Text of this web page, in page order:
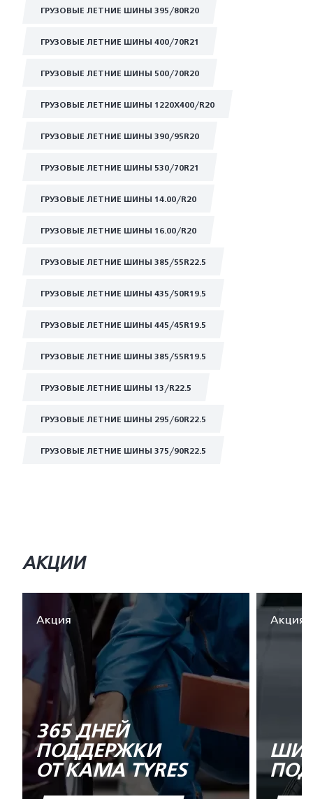
ГРУЗОВЫЕ ЛЕТНИЕ ШИНЫ 395/80R20
ГРУЗОВЫЕ ЛЕТНИЕ ШИНЫ 400/70R21
ГРУЗОВЫЕ ЛЕТНИЕ ШИНЫ 500/70R20
ГРУЗОВЫЕ ЛЕТНИЕ ШИНЫ 1220Х400/R20
ГРУЗОВЫЕ ЛЕТНИЕ ШИНЫ 390/95R20
ГРУЗОВЫЕ ЛЕТНИЕ ШИНЫ 530/70R21
ГРУЗОВЫЕ ЛЕТНИЕ ШИНЫ 14.00/R20
ГРУЗОВЫЕ ЛЕТНИЕ ШИНЫ 16.00/R20
ГРУЗОВЫЕ ЛЕТНИЕ ШИНЫ 385/55R22.5
ГРУЗОВЫЕ ЛЕТНИЕ ШИНЫ 435/50R19.5
ГРУЗОВЫЕ ЛЕТНИЕ ШИНЫ 445/45R19.5
ГРУЗОВЫЕ ЛЕТНИЕ ШИНЫ 385/55R19.5
ГРУЗОВЫЕ ЛЕТНИЕ ШИНЫ 13/R22.5
ГРУЗОВЫЕ ЛЕТНИЕ ШИНЫ 295/60R22.5
ГРУЗОВЫЕ ЛЕТНИЕ ШИНЫ 375/90R22.5
АКЦИИ
Акция
365 ДНЕЙ
ПОДДЕРЖКИ
ОТ KAMA TYRES
Акция